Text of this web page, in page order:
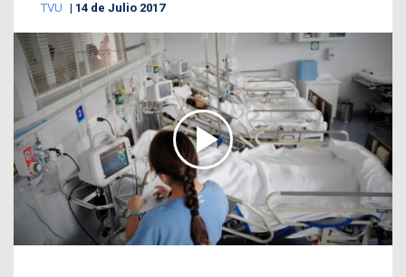
TVU 14 de Julio 2017